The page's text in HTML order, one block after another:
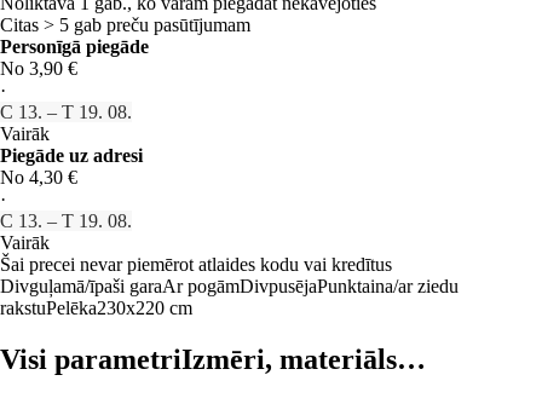
Citas > 5 gab preču pasūtījumam
Personīgā piegāde
No 3,90 €
·
C 13. – T 19. 08.
Vairāk
Piegāde uz adresi
No 4,30 €
·
C 13. – T 19. 08.
Vairāk
Šai precei nevar piemērot atlaides kodu vai kredītus
Divguļamā/īpaši garaAr pogāmDivpusējaPunktaina/ar ziedu
rakstuPelēka230x220 cm
Visi parametriIzmēri, materiāls…